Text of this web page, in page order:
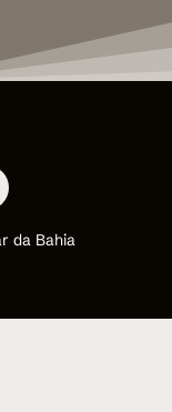
da Bahia